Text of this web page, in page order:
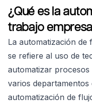
¿Qué es la
trabajo
La automatización de
se refiere al uso de
automatizar procesos
varios
automatización de